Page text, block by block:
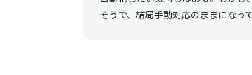
そうで、結局手動対応のままになっ